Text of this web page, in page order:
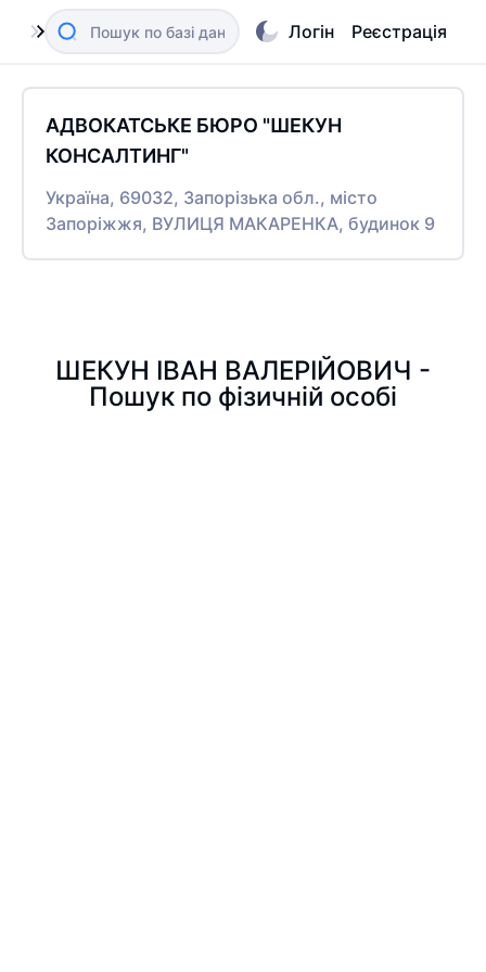
Логін Реєстрація
АДВОКАТСЬКЕ БЮРО "ШЕКУН
КОНСАЛТИНГ"
Україна, 69032, Запорізька обл., місто
Запоріжжя, ВУЛИЦЯ МАКАРЕНКА, будинок 9
ШЕКУН ІВАН ВАЛЕРІЙОВИЧ -
Пошук по фізичній особі